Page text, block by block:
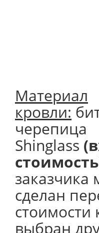
Материал
кровли:
черепица
Shinglass
заказчика
сделан
стоимости
выбран